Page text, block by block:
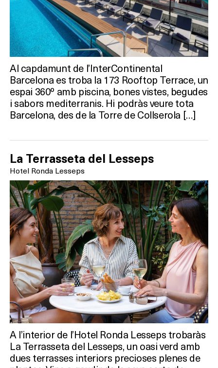
Al capdamunt de l’InterContinental
Barcelona es troba la 173 Rooftop Terrace, un
espai 360º amb piscina, bones vistes, begudes
i sabors mediterranis. Hi podràs veure tota
Barcelona, des de la Torre de Collserola […]
La Terrasseta del Lesseps
Hotel Ronda Lesseps
A l’interior de l’Hotel Ronda Lesseps trobaràs
La Terrasseta del Lesseps, un oasi verd amb
dues terrasses interiors precioses plenes de